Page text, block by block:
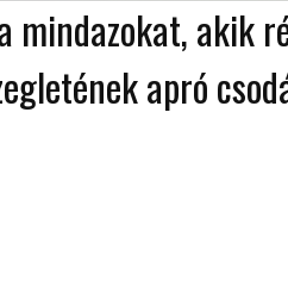
akik
apró